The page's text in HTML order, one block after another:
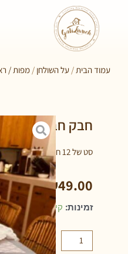
עמוד הבית/ על השולחן / מפות /
חבק חבל חדש
סט של 12 חבקים
₪49.00
זמינות: קיים במלאי